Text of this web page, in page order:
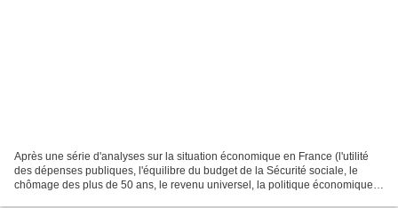
Après une série d'analyses sur la situation économique en France (l'utilité
des dépenses publiques, l'équilibre du budget de la Sécurité sociale, le
chômage des plus de 50 ans, le revenu universel, la politique économique